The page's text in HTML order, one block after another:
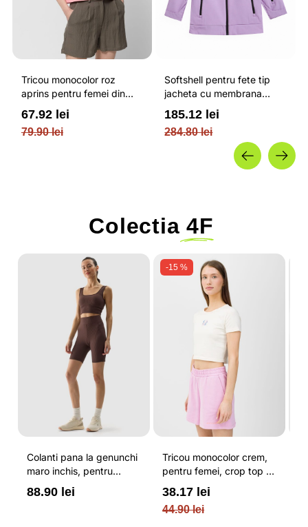
Tricou monocolor roz
aprins pentru femei din
bumbac si cu croiala boxy
OUTHORN
79.90 lei
67.92 lei
Softshell pentru fete tip
jacheta cu membrana
impermeabila NEODRY 5
000 si permis de schi roz /
4F JUNIOR
284.80 lei
185.12 lei
Colectia 4F
Colanti pana la genunchi
maro inchis, pentru
femei, cu striatii si
cusaturi plate 4F
88.90 lei
-15 %
Tricou monocolor crem,
pentru femei, crop top si
croiala slim 4F
44.90 lei
38.17 lei